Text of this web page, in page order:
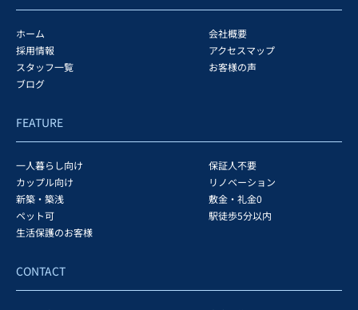
ホーム
会社概要
採用情報
アクセスマップ
スタッフ一覧
お客様の声
ブログ
FEATURE
一人暮らし向け
保証人不要
カップル向け
リノベーション
新築・築浅
敷金・礼金0
ペット可
駅徒歩5分以内
生活保護のお客様
CONTACT